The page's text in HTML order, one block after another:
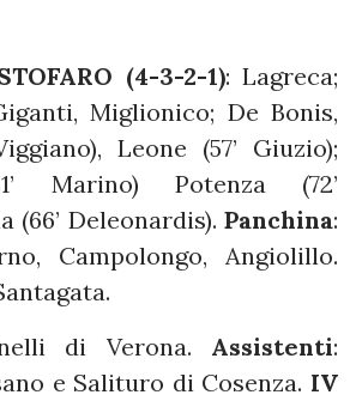
(4-3-2-1): Lagreca;
Miglionico; De Bonis,
Leone (57’ Giuzio);
Marino) Potenza (72’
(66’ Deleonardis). Panchina:
Campolongo, Angiolillo.
di Verona. Assistenti:
e Salituro di Cosenza. IV